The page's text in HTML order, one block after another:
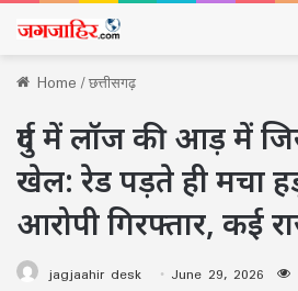
Home/छत्तीसगढ़
दुर्ग में लॉज की आड़ में
खेल: रेड पड़ते ही मचा
आरोपी गिरफ्तार, कई
jagjaahir desk June 29, 2026